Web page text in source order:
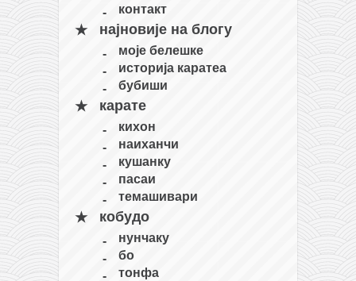
контакт
најновије на блогу
моје белешке
историја каратеа
бубиши
карате
кихон
наиханчи
кушанку
пасаи
темашивари
кобудо
нунчаку
бо
тонфа